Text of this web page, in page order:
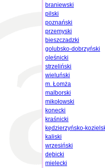
braniewski
pilski
poznański
przemyski
bieszczadzki
golubsko-dobrzyński
oleśnicki
strzeliński
wieluński
m. Łomża
malborski
mikołowski
konecki
kraśnicki
kędzierzyńsko-
kaliski
wrzesiński
dębicki
mielecki